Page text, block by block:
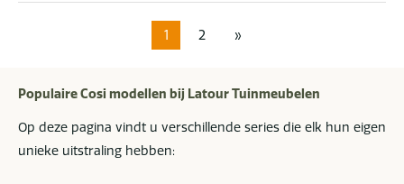
1 2 »
Populaire Cosi modellen bij Latour Tuinmeubelen
Op deze pagina vindt u verschillende series die elk hun eigen
unieke uitstraling hebben: